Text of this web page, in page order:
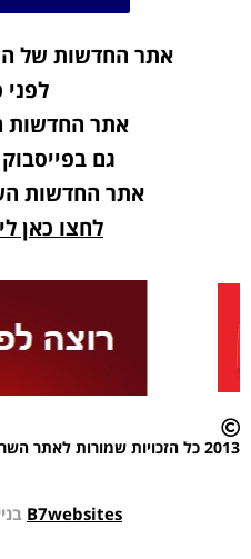
אתר החדשות של
לפני
אתר החדשות
גם בפייסבוק |
אתר החדשות
לחצו כאן
2013 כל הזכויות שמורות לאתר השרון פוסט
B7websites